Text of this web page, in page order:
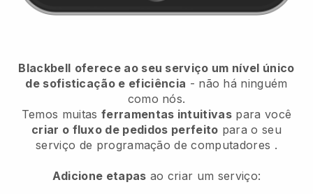
Blackbell oferece ao seu serviço um nível único
de sofisticação e eficiência - não há ninguém
como nós.
Temos muitas ferramentas intuitivas para você
criar o fluxo de pedidos perfeito para o seu
serviço de programação de computadores .
Adicione etapas ao criar um serviço: